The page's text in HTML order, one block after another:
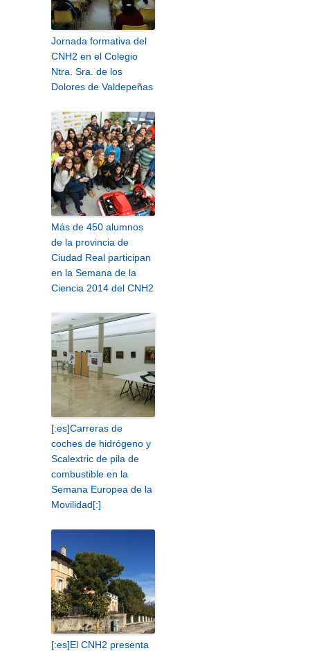
Jornada formativa del
CNH2 en el Colegio
Ntra. Sra. de los
Dolores de Valdepeñas
Más de 450 alumnos
de la provincia de
Ciudad Real participan
en la Semana de la
Ciencia 2014 del CNH2
[:es]Carreras de
coches de hidrógeno y
Scalextric de pila de
combustible en la
Semana Europea de la
Movilidad[:]
[:es]El CNH2 presenta